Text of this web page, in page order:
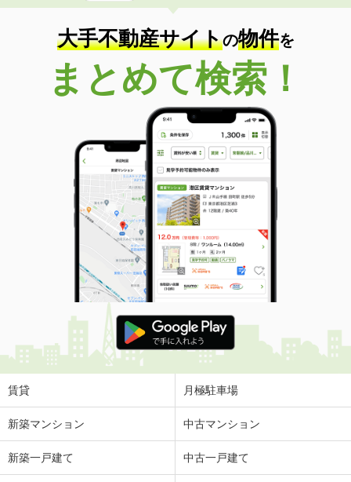
専有面積 78.84m²
間取り
3LDK
熊本県熊本市東区長嶺南７
価 格
2,649万円
熊本県熊本市東区長嶺南７
67.95m²
間取り
3LDK
熊本県熊本市東区新南部５
価 格
1,740万円
住 所
熊本県熊本市東区新南部５
専有面積 72.81m²
間取り
3LDK
熊本県熊本市東区新南部５
価 格
1,740万円
住 所
熊本県熊本市東区新南部５
専有面積
熊本県熊本市東区西原１
3,390万円
大手不動産サイトの物件を
まとめて検索！
賃貸 月極駐車場
新築マンション 中古マンション
新築一戸建て 中古一戸建て